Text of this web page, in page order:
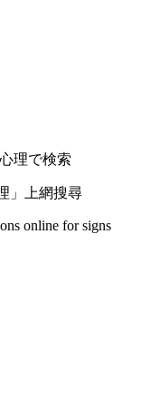
理で検索
」上網搜尋
online for signs